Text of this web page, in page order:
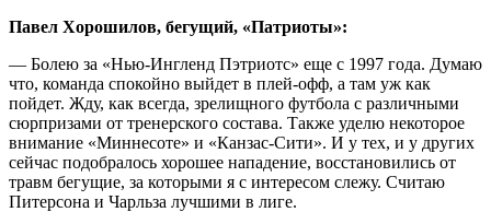
Павел Хорошилов, бегущий, «Патриоты»:
— Болею за «Нью-Ингленд Пэтриотс» еще с 1997 года. Думаю
что, команда спокойно выйдет в плей-офф, а там уж как
пойдет. Жду, как всегда, зрелищного футбола с различными
сюрпризами от тренерского состава. Также уделю некоторое
внимание «Миннесоте» и «Канзас-Сити». И у тех, и у других
сейчас подобралось хорошее нападение, восстановились от
травм бегущие, за которыми я с интересом слежу. Считаю
Питерсона и Чарльза лучшими в лиге.